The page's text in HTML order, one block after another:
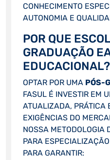
CONHECIMENTO
AUTONOMIA E
POR QUE
GRADUAÇÃO
EDUCACIONAL?
OPTAR POR UMA PÓS-
FASUL É INVESTIR EM
ATUALIZADA, PRÁTICA
EXIGÊNCIAS DO
NOSSA METODOLOGIA
PARA
PARA GARANTIR: